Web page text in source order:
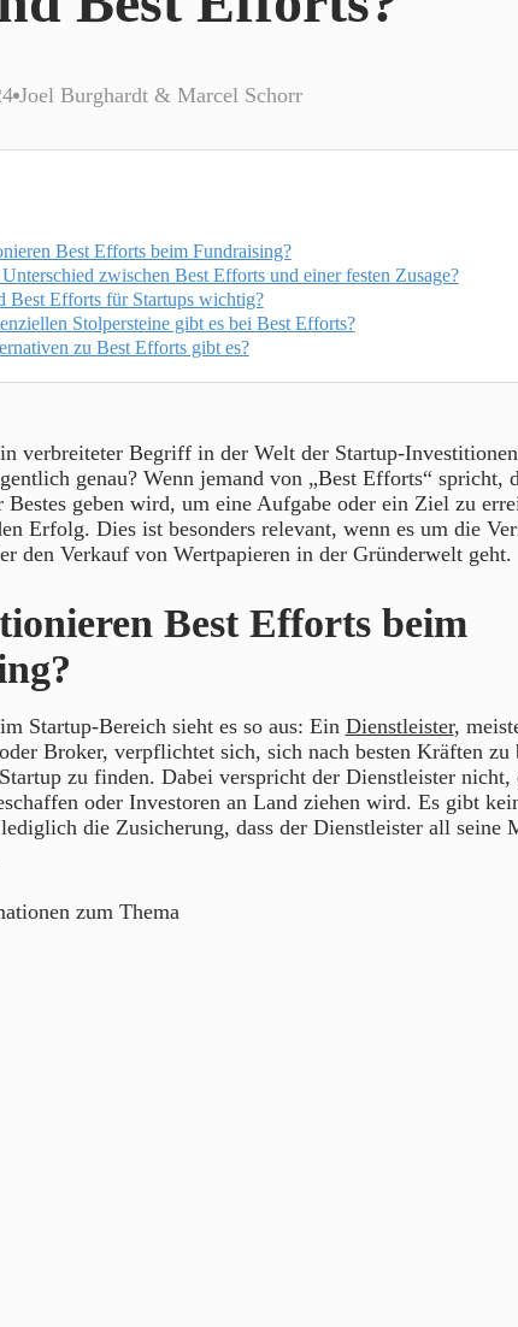
Joel Burghardt & Marcel Schorr
Best Efforts beim Fundraising?
zwischen Best Efforts und einer festen Zusage?
Best Efforts für Startups wichtig?
Stolpersteine gibt es bei Best Efforts?
zu Best Efforts gibt es?
verbreiteter Begriff in der Welt der Startup-
genau? Wenn jemand von „Best Efforts“ spricht,
Bestes geben wird, um eine Aufgabe oder ein Ziel zu
Erfolg. Dies ist besonders relevant, wenn es um die
den Verkauf von Wertpapieren in der Gründerwelt geht.
Best Efforts beim
im Startup-Bereich sieht es so aus: Ein Dienstleister,
Broker, verpflichtet sich, sich nach besten Kräften zu
zu finden. Dabei verspricht der Dienstleister nicht,
oder Investoren an Land ziehen wird. Es gibt
die Zusicherung, dass der Dienstleister all seine
zum Thema